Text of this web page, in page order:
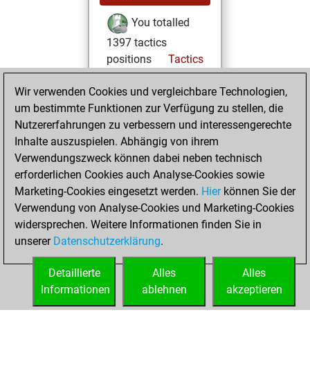
You totalled
1397 tactics
positions
Tactics
tactics positions
You achieved
an Elo of 1982 in
tactics positions
Donnerstag,
November 20,
2025
You created
your Fritz account
Wir verwenden Cookies und vergleichbare Technologien,
um bestimmte Funktionen zur Verfügung zu stellen, die
Nutzererfahrungen zu verbessern und interessengerechte
Inhalte auszuspielen. Abhängig von ihrem
Verwendungszweck können dabei neben technisch
erforderlichen Cookies auch Analyse-Cookies sowie
Marketing-Cookies eingesetzt werden. Hierkönnen Sie der
Verwendung von Analyse-Cookies und Marketing-Cookies
widersprechen. Weitere Informationen finden Sie in
unserer Datenschutzerklärung.
Alles
akzeptieren
Alles
ablehnen
Detaillierte
Informationen